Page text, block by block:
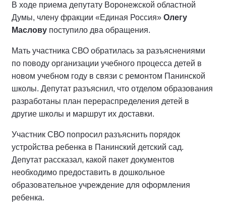
В ходе приема депутату Воронежской областной
Думы, члену фракции «Единая Россия» Олегу
Маслову поступило два обращения.
Мать участника СВО обратилась за разъяснениями
по поводу организации учебного процесса детей в
новом учебном году в связи с ремонтом Панинской
школы. Депутат разъяснил, что отделом образования
разработаны план перераспределения детей в
другие школы и маршрут их доставки.
Участник СВО попросил разъяснить порядок
устройства ребенка в Панинский детский сад.
Депутат рассказал, какой пакет документов
необходимо предоставить в дошкольное
образовательное учреждение для оформления
ребенка.